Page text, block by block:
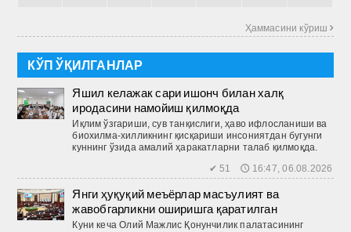
Ҳаммасини кўриш 
КЎП ЎҚИЛГАНЛАР
Яшил келажак сари ишонч билан халқ
иродасини намойиш қилмоқда
Иқлим ўзгариши, сув танқислиги, ҳаво ифлосланиши ва
биохилма-хилликнинг қисқариши инсониятдан бугунги
куннинг ўзида амалий ҳаракатларни талаб қилмоқда.
✔ 51 🕔 16:47, 06.08.2026
Янги ҳуқуқий меъёрлар масъулият ва
жавобгарликни оширишга қаратилган
Куни кеча Олий Мажлис Қонунчилик палатасининг